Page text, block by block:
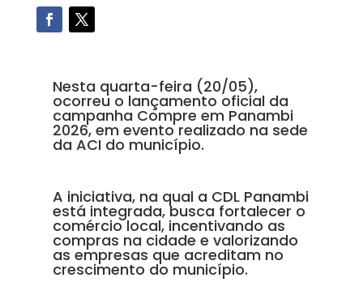
Nesta quarta-feira (20/05),
ocorreu o lançamento oficial da
campanha Compre em Panambi
2026, em evento realizado na sede
da ACI do município.
A iniciativa, na qual a CDL Panambi
está integrada, busca fortalecer o
comércio local, incentivando as
compras na cidade e valorizando
as empresas que acreditam no
crescimento do município.